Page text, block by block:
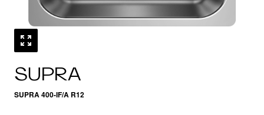
SUPRA
SUPRA 400-IF/A R12
1 /0